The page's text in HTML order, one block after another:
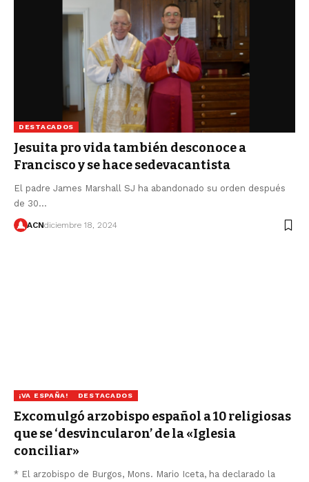
DESTACADOS
Jesuita pro vida también desconoce a
Francisco y se hace sedevacantista
El padre James Marshall SJ ha abandonado su orden después
de 30…
ACNdiciembre 18, 2024
¡VA ESPAÑA! DESTACADOS
Excomulgó arzobispo español a 10 religiosas
que se ‘desvincularon’ de la «Iglesia
conciliar»
* El arzobispo de Burgos, Mons. Mario Iceta, ha declarado la